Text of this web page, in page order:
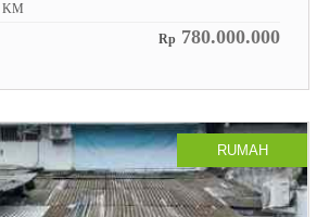
KM
Rp 780.000.000
RUMAH